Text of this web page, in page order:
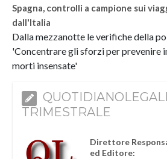
Spagna, controlli a campione sui
dall'Italia
Dalla mezzanotte le verifiche della
'Concentrare gli sforzi per prevenire
morti insensate'
TRIMESTRALE
Direttore
ed Editore: